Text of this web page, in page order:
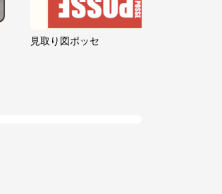
見取り図ポッセ